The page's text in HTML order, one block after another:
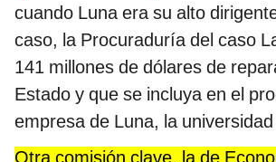
cuando Luna era su alto
caso, la Procuraduría del caso
141 millones de dólares de
Estado y que se incluya en el
empresa de Luna, la universidad
Otra comisión clave, la de